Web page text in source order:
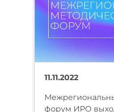
11.11.2022
форум ИРО